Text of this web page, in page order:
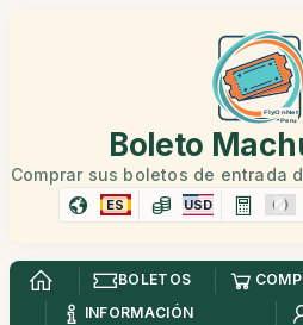
Boleto
Comprar sus boletos de entrada
ES USD
BOLETOS
INFORMACIÓN